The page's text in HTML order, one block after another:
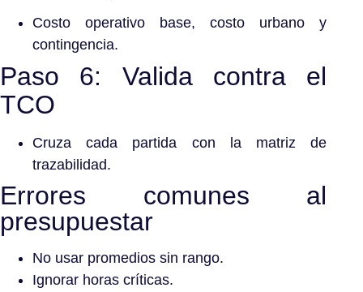
Costo operativo base, costo urbano y
contingencia.
Paso 6: Valida contra el
TCO
Cruza cada partida con la matriz de
trazabilidad.
Errores comunes al
presupuestar
No usar promedios sin rango.
Ignorar horas críticas.